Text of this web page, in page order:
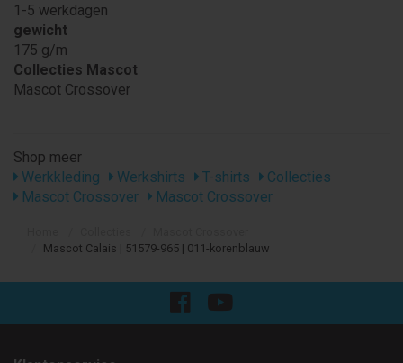
1-5 werkdagen
gewicht
175 g/m
Collecties Mascot
Mascot Crossover
Shop meer
Werkkleding
Werkshirts T-shirts
Collecties
Mascot Crossover
Mascot Crossover
Mascot Calais | 51579-965 | 011-korenblauw